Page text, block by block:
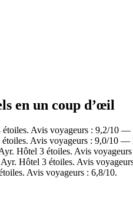
en un coup d’œil
Avis voyageurs : 9,2/10 —
Avis voyageurs : 9,0/10 —
Hôtel 3 étoiles. Avis
Hôtel 3 étoiles. Avis
Avis voyageurs : 6,8/10.